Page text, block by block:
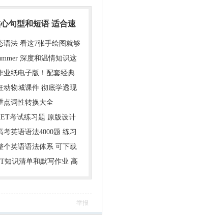
句型和短语 适合速
语法 看这7张手绘图就够
深度和温情知识这
业纸电子版！配套经典
动物城课件 彻底学透现
点词性转换大全
考试练习题 原版设计
考英语语法4000题 练习
个英语语法体系 可下载
知识清单和默写作业 高
举报